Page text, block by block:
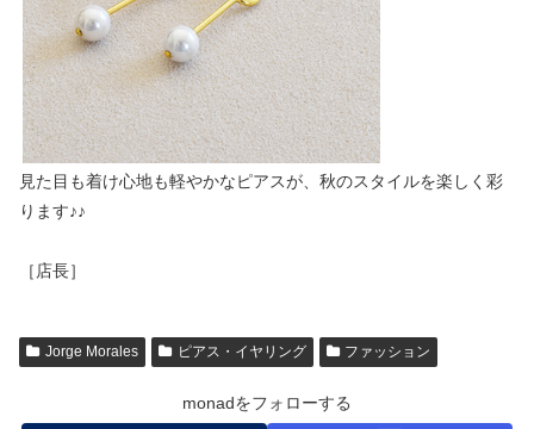
見た目も着け心地も軽やかなピアスが、秋のスタイルを楽しく彩
ります♪♪
［店長］
Jorge Morales ピアス・イヤリング ファッション
monadをフォローする